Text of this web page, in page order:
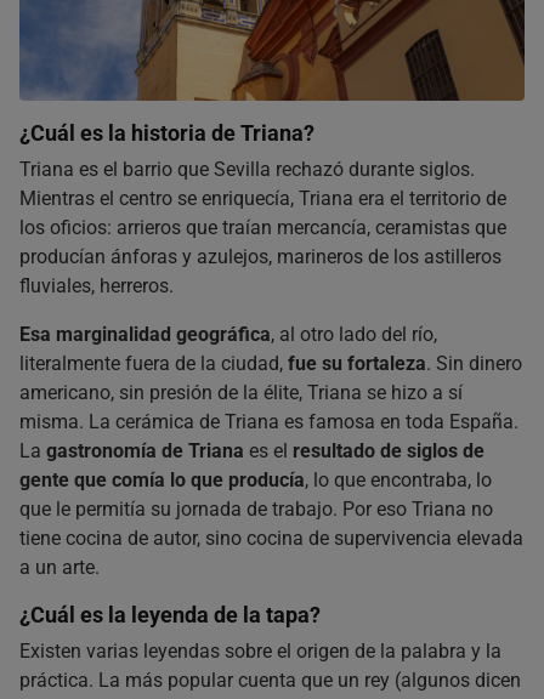
¿Cuál es la historia de Triana?
Triana es el barrio que Sevilla rechazó durante siglos.
Mientras el centro se enriquecía, Triana era el territorio de
los oficios: arrieros que traían mercancía, ceramistas que
producían ánforas y azulejos, marineros de los astilleros
fluviales, herreros.
Esa marginalidad geográfica, al otro lado del río,
literalmente fuera de la ciudad, fue su fortaleza. Sin dinero
americano, sin presión de la élite, Triana se hizo a sí
misma. La cerámica de Triana es famosa en toda España.
La gastronomía de Triana es el resultado de siglos de
gente que comía lo que producía, lo que encontraba, lo
que le permitía su jornada de trabajo. Por eso Triana no
tiene cocina de autor, sino cocina de supervivencia elevada
a un arte.
¿Cuál es la leyenda de la tapa?
Existen varias leyendas sobre el origen de la palabra y la
práctica. La más popular cuenta que un rey (algunos dicen